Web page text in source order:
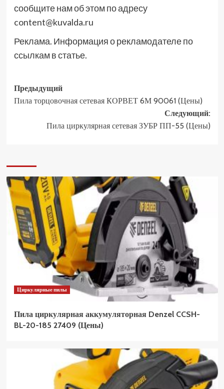
сообщите нам об этом по адресу
content@kuvalda.ru
Реклама. Информация о рекламодателе по
ссылкам в статье.
Навигация
записи
Предыдущий
Пила торцовочная сетевая КОРВЕТ 6М 90061 (Цены)
Следующий:
Пила циркулярная сетевая ЗУБР ПП-55 (Цены)
Циркулярные пилы
Пила циркулярная аккумуляторная Denzel CCSH-
BL-20-185 27409 (Цены)